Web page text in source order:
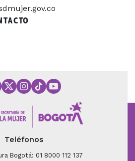
Teléfonos
Bogotá: 01 8000 112 137